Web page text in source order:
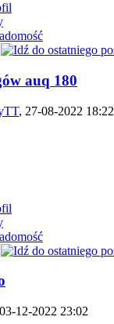
auq 180
, 27-08-2022 18:22
12-2022 23:02